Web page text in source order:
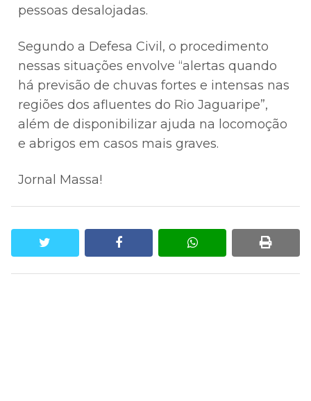
pessoas desalojadas.
Segundo a Defesa Civil, o procedimento
nessas situações envolve “alertas quando
há previsão de chuvas fortes e intensas nas
regiões dos afluentes do Rio Jaguaripe”,
além de disponibilizar ajuda na locomoção
e abrigos em casos mais graves.
Jornal Massa!
facebook whatsapp print